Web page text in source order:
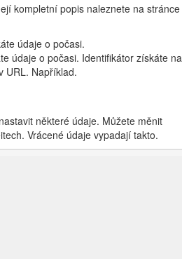
kompletní popis naleznete na stránce
údaje o počasi.
údaje o počasi. Identifikátor získáte na
URL. Například.
některé údaje. Můžete měnit
Vrácené údaje vypadají takto.